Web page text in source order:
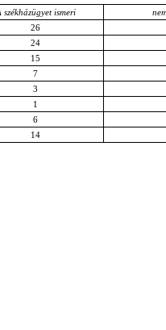
székházügyet ismeri
26
24
15
7
3
1
6
14